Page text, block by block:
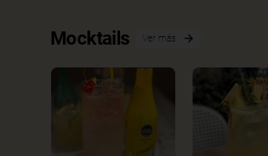
Mocktails Ver más